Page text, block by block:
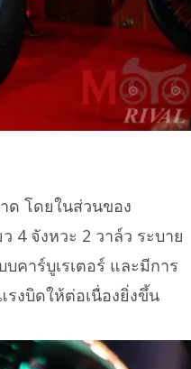
ด โดยในส่วนของ
4 จังหวะ 2 วาล์ว ระบาย
คาร์บูเรเตอร์ และมีการ
รงบิดให้ต่อเนื่องยิ่งขึ้น